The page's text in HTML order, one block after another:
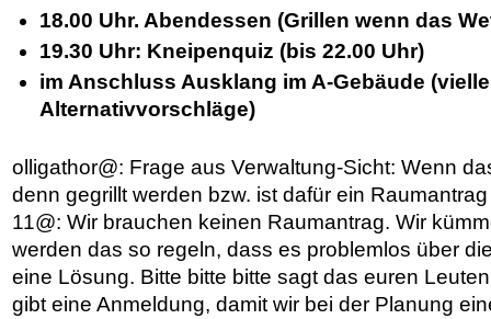
18.00 Uhr. Abendessen (Grillen wenn das
19.30 Uhr: Kneipenquiz (bis 22.00 Uhr)
im Anschluss Ausklang im A-Gebäude
Alternativvorschläge)
olligathor@: Frage aus Verwaltung-Sicht: Wenn
denn gegrillt werden bzw. ist dafür ein
11@: Wir brauchen keinen Raumantrag. Wir
werden das so regeln, dass es problemlos über
eine Lösung. Bitte bitte bitte sagt das euren
gibt eine Anmeldung, damit wir bei der Planung